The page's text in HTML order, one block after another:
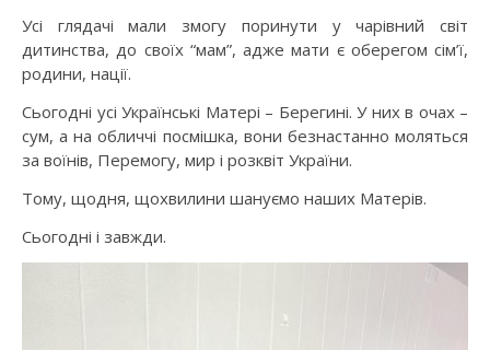
Усі глядачі мали змогу поринути у чарівний світ
дитинства, до своїх “мам”, адже мати є оберегом сім’ї,
родини, нації.
Сьогодні усі Українські Матері – Берегині. У них в очах –
сум, а на обличчі посмішка, вони безнастанно моляться
за воїнів, Перемогу, мир і розквіт України.
Тому, щодня, щохвилини шануємо наших Матерів.
Сьогодні і завжди.